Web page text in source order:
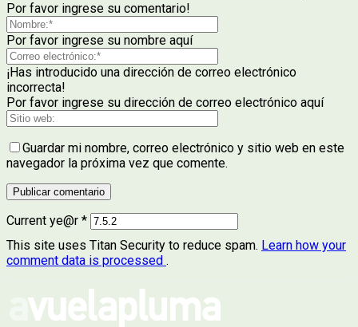
Por favor ingrese su comentario!
Por favor ingrese su nombre aquí
¡Has introducido una dirección de correo electrónico
incorrecta!
Por favor ingrese su dirección de correo electrónico aquí
Guardar mi nombre, correo electrónico y sitio web en este
navegador la próxima vez que comente.
Current ye@r *
This site uses Titan Security to reduce spam. Learn how your
comment data is processed .